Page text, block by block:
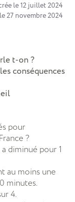
le 12 juillet 2024
27 novembre 2024
t-on ?
conséquences
pour
?
diminué pour 1
au moins une
minutes.
4.